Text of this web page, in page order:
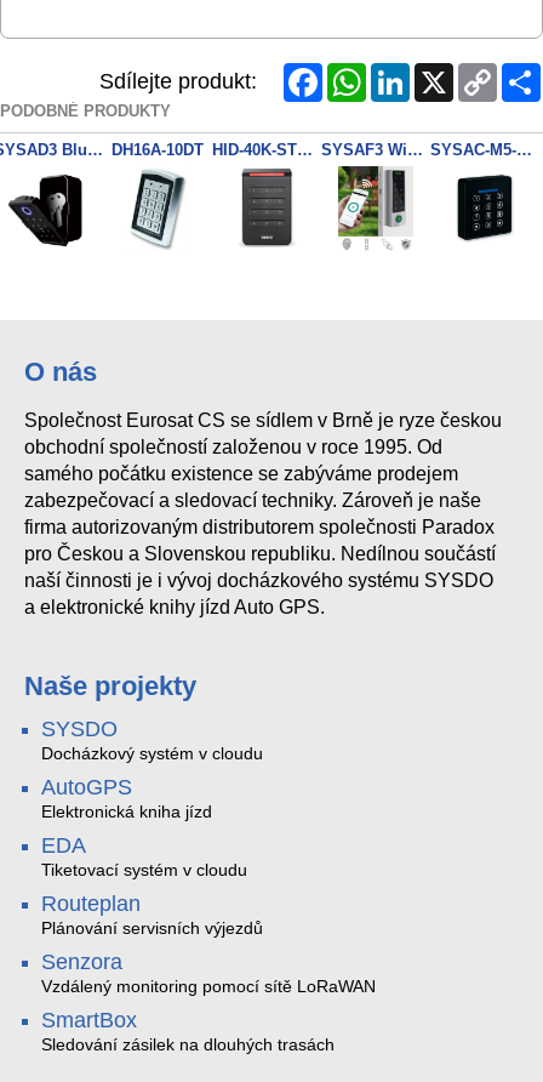
Sdílejte produkt: FacebookWhatsAppLinkedInX
Copy
Link
PODOBNÉ PRODUKTY
SYSAD3 Bluetooth Key box Tuya Finger/Key/MF DH16A-10DT HID-40K-STND 40KNKS Reader, Keypad. Standard Profile, Pigtail Connections SYSAF3 WiFi Tuya Finger/Key/EM Reader WG SYSAC-M5-WC
O nás
Společnost Eurosat CS se sídlem v Brně je ryze českou
obchodní společností založenou v roce 1995. Od
samého počátku existence se zabýváme prodejem
zabezpečovací a sledovací techniky. Zároveň je naše
firma autorizovaným distributorem společnosti Paradox
pro Českou a Slovenskou republiku. Nedílnou součástí
naší činnosti je i vývoj docházkového systému SYSDO
a elektronické knihy jízd Auto GPS.
Naše projekty
SYSDO
Docházkový systém v cloudu
AutoGPS
Elektronická kniha jízd
EDA
Tiketovací systém v cloudu
Routeplan
Plánování servisních výjezdů
Senzora
Vzdálený monitoring pomocí sítě LoRaWAN
SmartBox
Sledování zásilek na dlouhých trasách